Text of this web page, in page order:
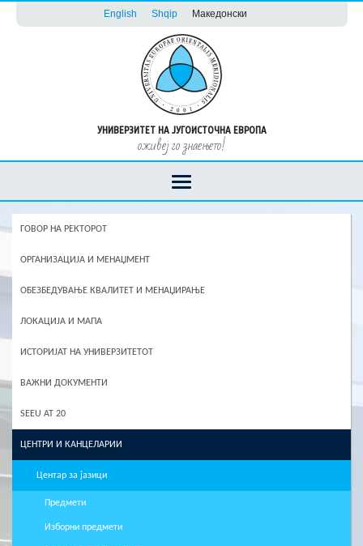
English Shqip Македонски
УНИВЕРЗИТЕТ НА ЈУГОИСТОЧНА ЕВРОПА
оживеј го знаењето!
ГОВОР НА РЕКТОРОТ
ОРГАНИЗАЦИЈА И МЕНАЏМЕНТ
ОБЕЗБЕДУВАЊЕ КВАЛИТЕТ И МЕНАЏИРАЊЕ
ЛОКАЦИЈА И МАПА
ИСТОРИЈАТ НА УНИВЕРЗИТЕТОТ
ВАЖНИ ДОКУМЕНТИ
SEEU AT 20
ЦЕНТРИ И КАНЦЕЛАРИИ
Центар за јазици
Предмети
Изборни предмети